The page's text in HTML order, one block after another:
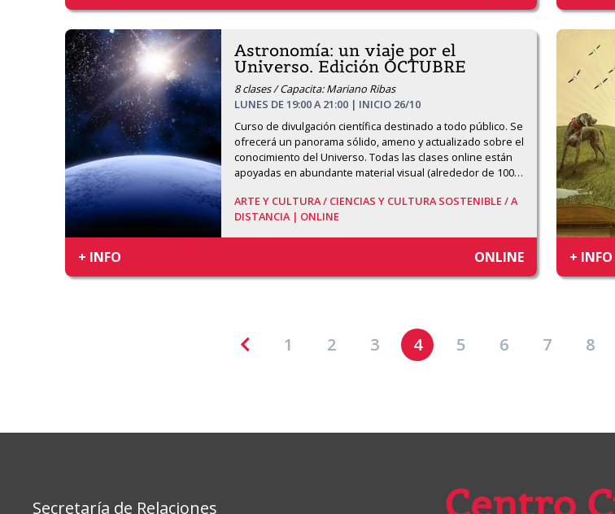
Astronomía: un viaje por el
Universo. Edición OCTUBRE
8 clases / Capacita: Mariano Ribas
LUNES DE 19:00 A 21:00 | INICIO 26/10
Curso de divulgación científica destinado a todo público. Se
ofrecerá un panorama sólido, ameno y actualizado sobre el
conocimiento del Universo. Todas las clases online están
apoyadas en abundante material visual (alrededor de 100…
ARTE Y CULTURA / CIENCIAS Y CULTURA SOSTENIBLE /A
DISTANCIA | ONLINE
+ INFO ONLINE + INFO
1 2 3 4 5 6 7 8
Secretaría de Relaciones Centro